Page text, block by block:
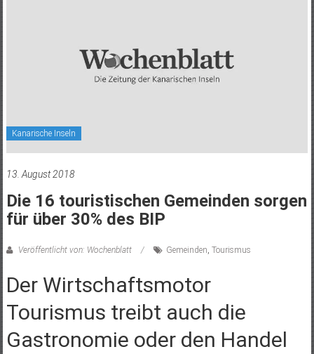
Kanarische Inseln
13. August 2018
Die 16 touristischen Gemeinden sorgen
für über 30% des BIP
Veröffentlicht von: Wochenblatt Gemeinden, Tourismus
Der Wirtschaftsmotor
Tourismus treibt auch die
Gastronomie oder den Handel